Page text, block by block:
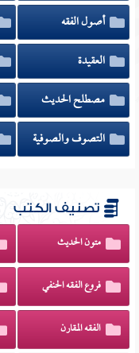
أصول الفقه
العقيدة
مصطلح الحديث
التصوف والصوفية
تصنيف الكتب
متون الحديث
فروع الفقه الحنفي
الفقه المقارن